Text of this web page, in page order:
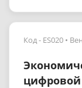
Код - ES020